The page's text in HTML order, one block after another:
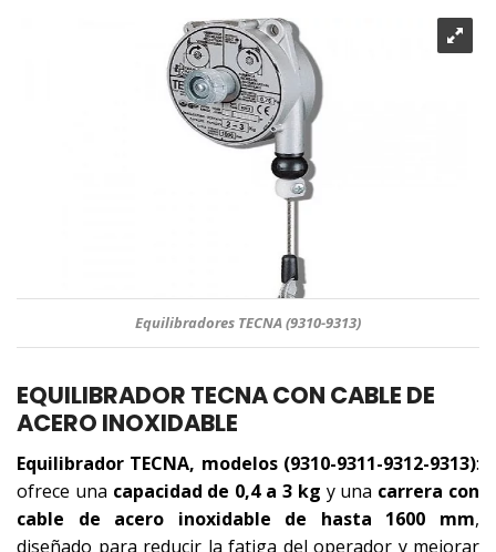
Equilibradores TECNA (9310-9313)
EQUILIBRADOR TECNA CON CABLE DE
ACERO INOXIDABLE
Equilibrador TECNA, modelos (9310-9311-9312-9313):
ofrece una capacidad de 0,4 a 3 kg y una carrera con
cable de acero inoxidable de hasta 1600 mm,
diseñado para reducir la fatiga del operador y mejorar